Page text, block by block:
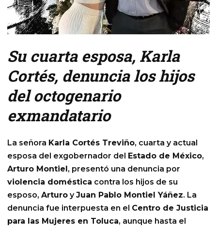
Su cuarta esposa, Karla
Cortés, denuncia los hijos
del octogenario
exmandatario
La señora Karla Cortés Treviño, cuarta y actual
esposa del exgobernador del Estado de México,
Arturo Montiel, presentó una denuncia por
violencia doméstica contra los hijos de su
esposo, Arturo yJuan Pablo Montiel Yáñez. La
denuncia fue interpuesta en el Centro de Justicia
para las Mujeres en Toluca, aunque hasta el